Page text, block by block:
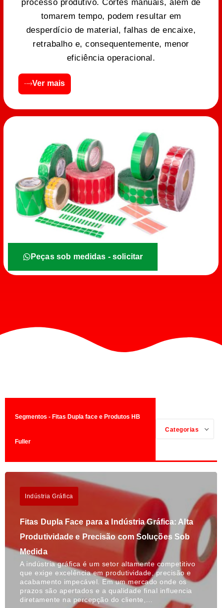
processo produtivo. Cortes manuais, além de
tomarem tempo, podem resultar em
desperdício de material, falhas de encaixe,
retrabalho e, consequentemente, menor
eficiência operacional.
Ver mais
Peças sob medidas - solicitar
Segmentos - Fitas Dupla face e Produtos HB
Fuller
Categorias
Indústria Gráfica
Fitas Dupla Face para a Indústria Gráfica: Alta
Produtividade e Precisão com Soluções Sob
Medida
A indústria gráfica é um setor altamente competitivo
que exige excelência em produtividade, precisão e
acabamento impecável. Em um mercado onde os
prazos são apertados e a qualidade final influencia
diretamente na percepção do cliente,…